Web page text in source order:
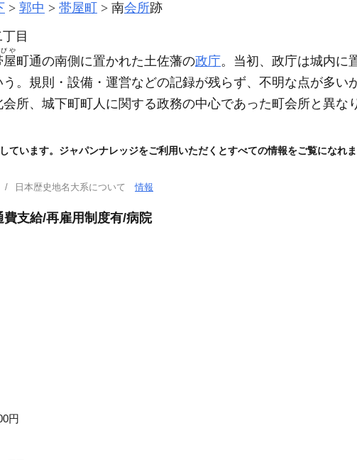
郭中 帯屋町 南会所跡
目
屋
や
町通の南側に置かれた土佐藩の政庁。当初、政庁は城内に
。規則・設備・運営などの記録が残らず、不明な点が多い
所、城下町町人に関する政務の中心であった町会所と異な
ています。ジャパンナレッジをご利用いただくとすべての情報をご覧になれ
日本歴史地名大系について情報
支給/再雇用制度有/病院
円